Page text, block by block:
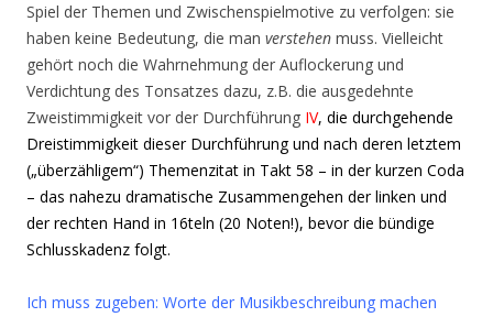
Spiel der Themen und Zwischenspielmotive zu verfolgen: sie
haben keine Bedeutung, die man verstehen muss. Vielleicht
gehört noch die Wahrnehmung der Auflockerung und
Verdichtung des Tonsatzes dazu, z.B. die ausgedehnte
Zweistimmigkeit vor der Durchführung IV, die durchgehende
Dreistimmigkeit dieser Durchführung und nach deren letztem
(„überzähligem“) Themenzitat in Takt 58 – in der kurzen Coda
– das nahezu dramatische Zusammengehen der linken und
der rechten Hand in 16teln (20 Noten!), bevor die bündige
Schlusskadenz folgt.
Ich muss zugeben: Worte der Musikbeschreibung machen